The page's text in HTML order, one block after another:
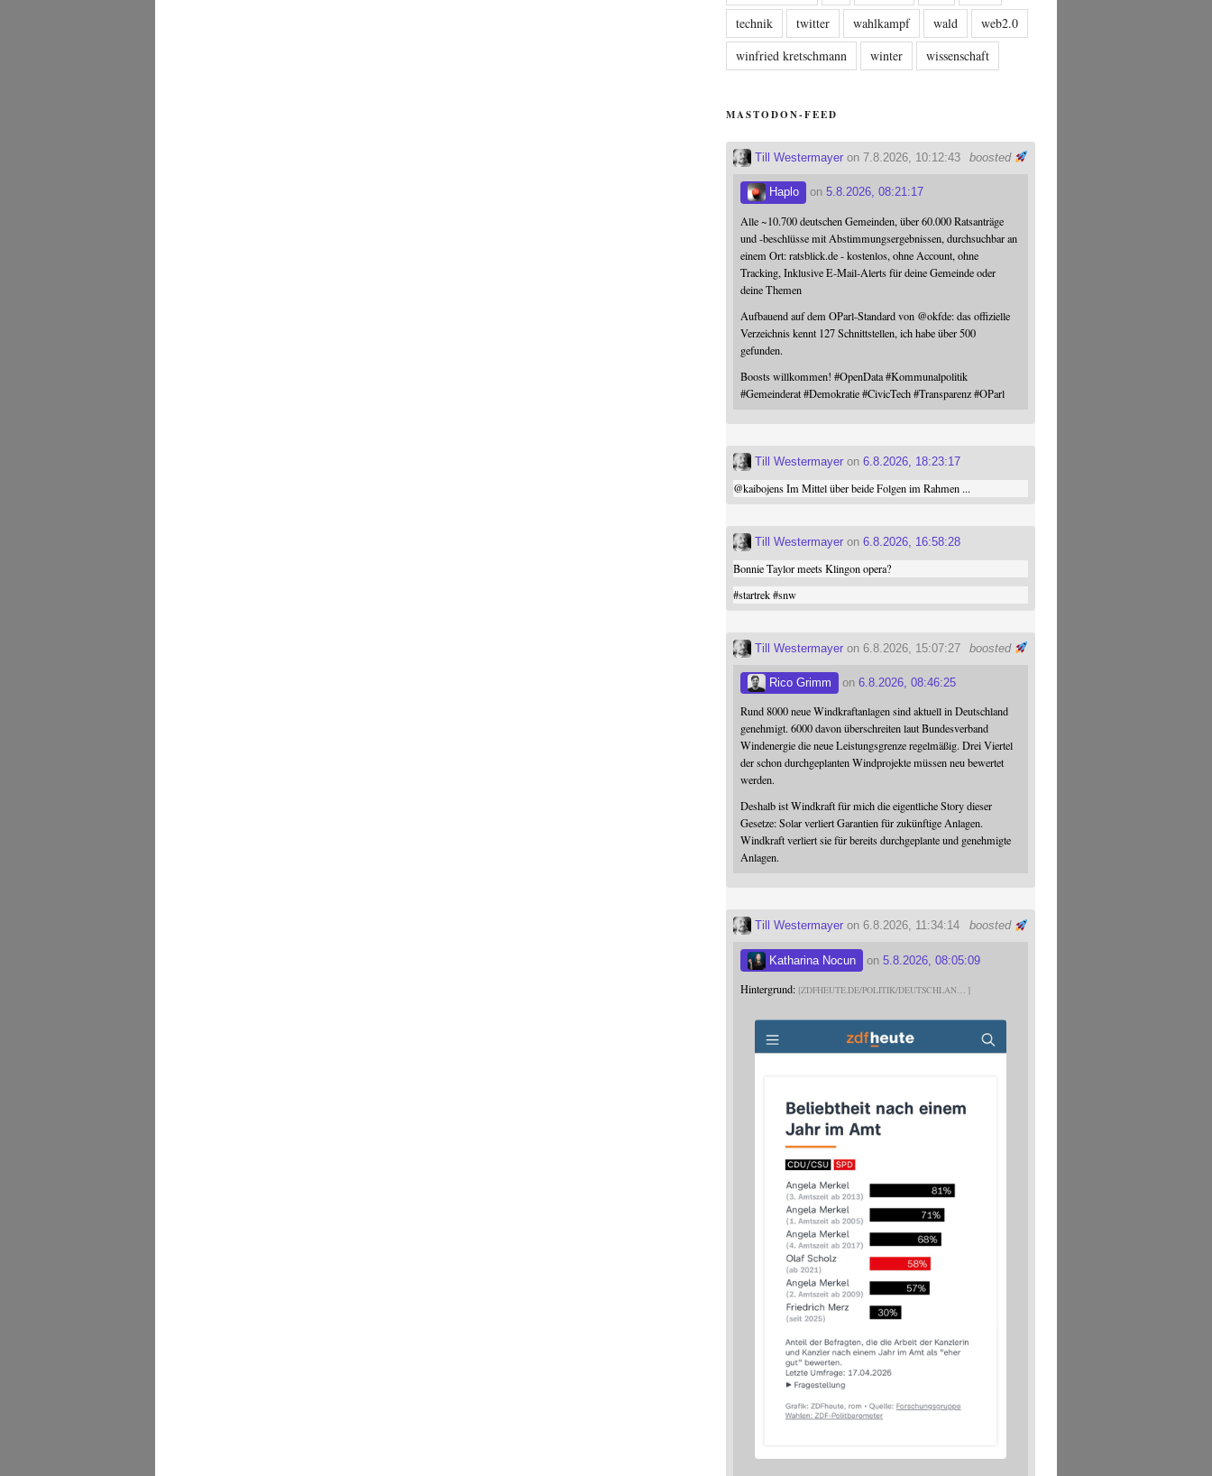
technik
twitter wahlkampf wald
web2.0
winfried kretschmann
winter wissenschaft
MASTODON-FEED
boosted
Till Westermayer on 7.8.2026, 10:12:43
Haplo on5.8.2026, 08:21:17
Alle ~10.700 deutschen Gemeinden, über 60.000 Ratsanträge
und -beschlüsse mit Abstimmungsergebnissen, durchsuchbar an
einem Ort: ratsblick.de - kostenlos, ohne Account, ohne
Tracking, Inklusive E-Mail-Alerts für deine Gemeinde oder
deine Themen
Aufbauend auf dem OParl-Standard von @okfde: das offizielle
Verzeichnis kennt 127 Schnittstellen, ich habe über 500
gefunden.
Boosts willkommen!#OpenData #Kommunalpolitik
#Gemeinderat #Demokratie #CivicTech #Transparenz #OParl
Till Westermayer on6.8.2026, 18:23:17
@kaibojensIm Mittel über beide Folgen im Rahmen ...
Till Westermayer on6.8.2026, 16:58:28
Bonnie Taylor meets Klingon opera?
#startrek #snw
boosted
Till Westermayer on 6.8.2026, 15:07:27
Rico Grimm on6.8.2026, 08:46:25
Rund 8000 neue Windkraftanlagen sind aktuell in Deutschland
genehmigt. 6000 davon überschreiten laut Bundesverband
Windenergie die neue Leistungsgrenze regelmäßig. Drei Viertel
der schon durchgeplanten Windprojekte müssen neu bewertet
werden.
Deshalb ist Windkraft für mich die eigentliche Story dieser
Gesetze: Solar verliert Garantien für zukünftige Anlagen.
Windkraft verliert sie für bereits durchgeplante und genehmigte
Anlagen.
boosted
Till Westermayer on 6.8.2026, 11:34:14
Katharina Nocun on5.8.2026, 08:05:09
Hintergrund: ZDFHEUTE.DE/POLITIK/DEUTSCHLAN